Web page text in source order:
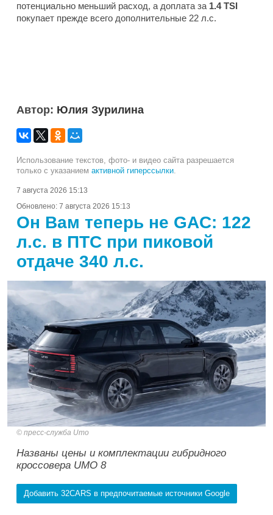
потенциально меньший расход, а доплата за 1.4 TSI
покупает прежде всего дополнительные 22 л.с.
Автор: Юлия Зурилина
Использование текстов, фото- и видео сайта разрешается
только с указанием активной гиперссылки.
7 августа 2026 15:13
Обновлено: 7 августа 2026 15:13
Он Вам теперь не GAC: 122
л.с. в ПТС при пиковой
отдаче 340 л.с.
пресс-служба Umo
Названы цены и комплектации гибридного
кроссовера UMO 8
Добавить 32CARS в предпочитаемые источники Google